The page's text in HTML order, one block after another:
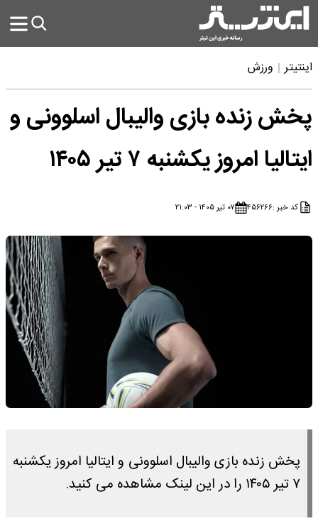
اینتیتر ورزش
پخش زنده بازی والیبال اسلوونی و
ایتالیا امروز یکشنبه ۷ تیر ۱۴۰۵
کد خبر :۴۵۶۲۶۶ ۰۷ تیر ۱۴۰۵ - ۲۱:۰۳
پخش زنده بازی والیبال اسلوونی و ایتالیا امروز یکشنبه
۷ تیر ۱۴۰۵ را در این لینک مشاهده می کنید.